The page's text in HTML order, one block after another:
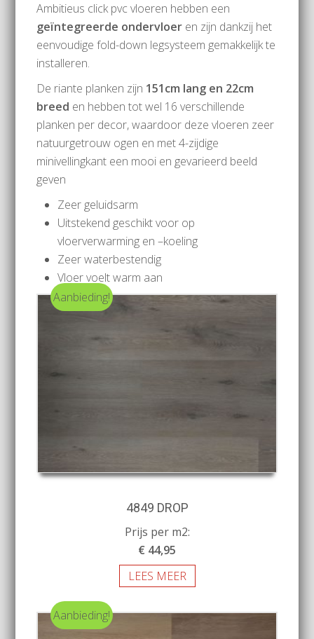
Ambitieus click pvc vloeren hebben een
geïntegreerde ondervloer en zijn dankzij het
eenvoudige fold-down legsysteem gemakkelijk te
installeren.
De riante planken zijn 151cm lang en 22cm
breed en hebben tot wel 16 verschillende
planken per decor, waardoor deze vloeren zeer
natuurgetrouw ogen en met 4-zijdige
minivellingkant een mooi en gevarieerd beeld
geven
Zeer geluidsarm
Uitstekend geschikt voor op
vloerverwarming en –koeling
Zeer waterbestendig
Vloer voelt warm aan
Aanbieding!
4849 DROP
Prijs per m2:
€ 44,95
LEES MEER
Aanbieding!